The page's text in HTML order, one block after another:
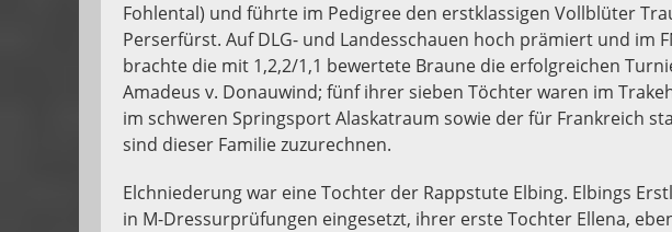
Fohlental) und führte im Pedigree den erstklassigen Vollblüter
Perserfürst. Auf DLG- und Landesschauen hoch prämiert und im
brachte die mit 1,2,2/1,1 bewertete Braune die erfolgreichen
Amadeus v. Donauwind; fünf ihrer sieben Töchter waren im
im schweren Springsport Alaskatraum sowie der für Frankreich
sind dieser Familie zuzurechnen.
Elchniederung war eine Tochter der Rappstute Elbing. Elbings
in M-Dressurprüfungen eingesetzt, ihrer erste Tochter Ellena,